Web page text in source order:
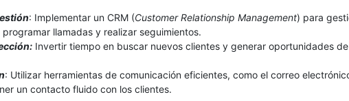
: Implementar un CRM (Customer Relationship Management) para
llamadas y realizar seguimientos.
Invertir tiempo en buscar nuevos clientes y generar oportunidades de
: Utilizar herramientas de comunicación eficientes, como el correo
un contacto fluido con los clientes.